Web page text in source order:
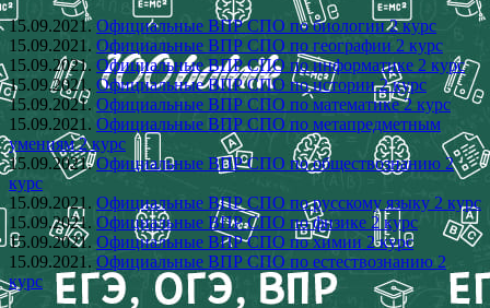
15.09.2021.Официальные ВПР СПО по биологии 2 курс
15.09.2021. Официальные ВПР СПО по географии 2 курс
15.09.2021. Официальные ВПР СПО по информатике 2 курс
15.09.2021. Официальные ВПР СПО по истории 2 курс
15.09.2021.Официальные ВПР СПО по математике 2 курс
15.09.2021. Официальные ВПР СПО по метапредметным
умениям 2 курс
15.09.2021.Официальные ВПР СПО по обществознанию 2
курс
15.09.2021. Официальные ВПР СПО по русскому языку 2 курс
15.09.2021. Официальные ВПР СПО по физике 2 курс
15.09.2021. Официальные ВПР СПО по химии 2 курс
15.09.2021. Официальные ВПР СПО по естествознанию 2
курс